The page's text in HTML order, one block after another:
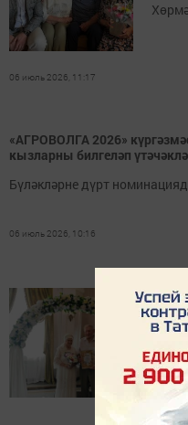
06 июль 2026, 11:17
«АГРОВОЛГА 2026»
кызларны билгеләп
Бүләкләрне дүрт
06 июль 2026, 10:16
ул
250